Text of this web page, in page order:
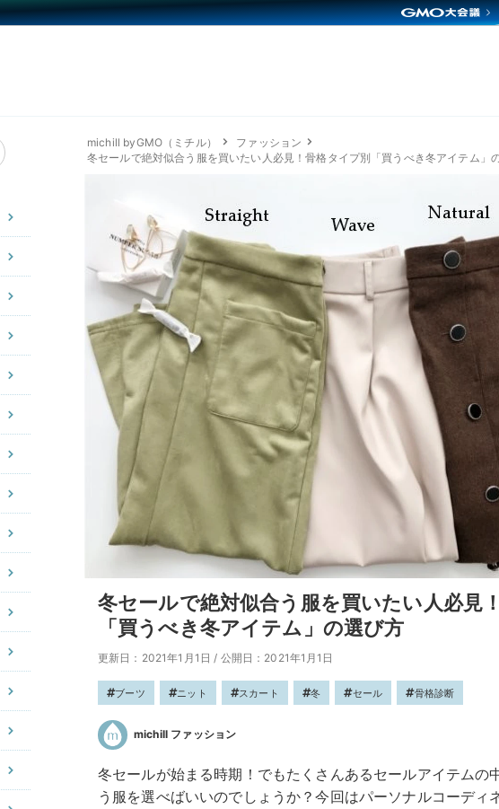
michill byGMO（ミチル）
ファッション
冬セールで絶対似合う服を買いたい人必見！骨格タイプ別「買うべき冬アイテム」
冬セールで絶対似合う服を買いたい人必見
「買うべき冬アイテム」の選び方
更新日：2021年1月1日 / 公開日：2021年1月1日
ブーツ ニット スカート 冬 セール 骨格診断
michill ファッション
冬セールが始まる時期！でもたくさんあるセールアイテムの
う服を選べばいいのでしょうか？今回はパーソナルコーディ